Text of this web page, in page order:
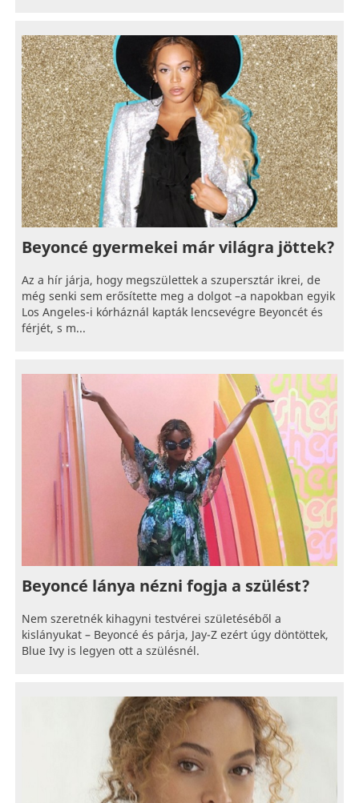
Beyoncé gyermekei már világra jöttek?
Az a hír járja, hogy megszülettek a szupersztár ikrei, de
még senki sem erősítette meg a dolgot –a napokban egyik
Los Angeles-i kórháznál kapták lencsevégre Beyoncét és
férjét, s m...
Beyoncé lánya nézni fogja a szülést?
Nem szeretnék kihagyni testvérei születéséből a
kislányukat – Beyoncé és párja, Jay-Z ezért úgy döntöttek,
Blue Ivy is legyen ott a szülésnél.